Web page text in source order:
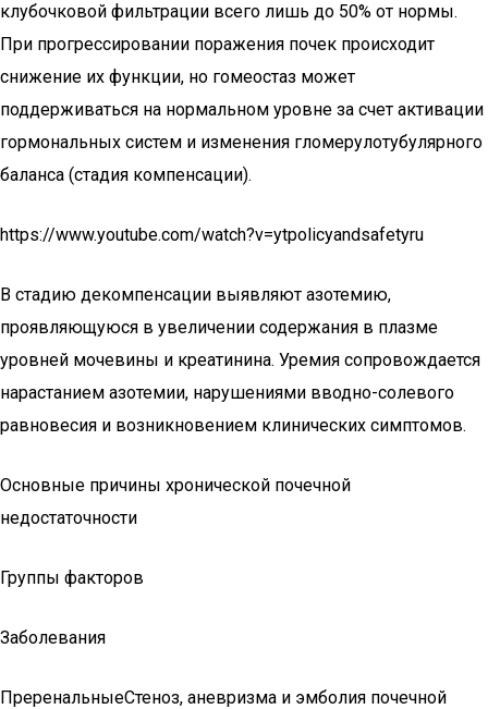
клубочковой фильтрации всего лишь до 50% от нормы.
При прогрессировании поражения почек происходит
снижение их функции, но гомеостаз может
поддерживаться на нормальном уровне за счет активации
гормональных систем и изменения гломерулотубулярного
баланса (стадия компенсации).
https://www.youtube.com/watch?v=ytpolicyandsafetyru
В стадию декомпенсации выявляют азотемию,
проявляющуюся в увеличении содержания в плазме
уровней мочевины и креатинина. Уремия сопровождается
нарастанием азотемии, нарушениями вводно-солевого
равновесия и возникновением клинических симптомов.
Основные причины хронической почечной
недостаточности
Группы факторов
Заболевания
ПреренальныеСтеноз, аневризма и эмболия почечной